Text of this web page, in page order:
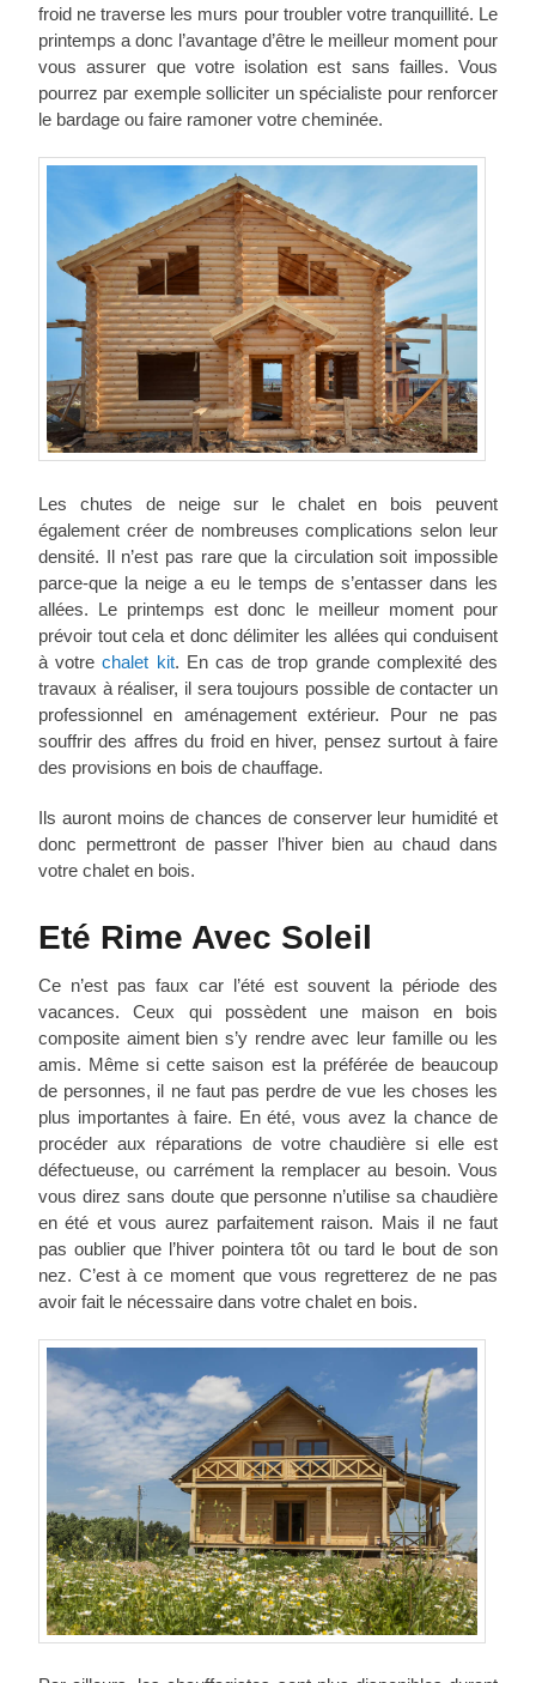
froid ne traverse les murs pour troubler votre tranquillité. Le
printemps a donc l’avantage d’être le meilleur moment pour
vous assurer que votre isolation est sans failles. Vous
pourrez par exemple solliciter un spécialiste pour renforcer
le bardage ou faire ramoner votre cheminée.
Les chutes de neige sur le chalet en bois peuvent
également créer de nombreuses complications selon leur
densité. Il n’est pas rare que la circulation soit impossible
parce-que la neige a eu le temps de s’entasser dans les
allées. Le printemps est donc le meilleur moment pour
prévoir tout cela et donc délimiter les allées qui conduisent
à votrechalet kit. En cas de trop grande complexité des
travaux à réaliser, il sera toujours possible de contacter un
professionnel en aménagement extérieur. Pour ne pas
souffrir des affres du froid en hiver, pensez surtout à faire
des provisions en bois de chauffage.
Ils auront moins de chances de conserver leur humidité et
donc permettront de passer l’hiver bien au chaud dans
votre chalet en bois.
Eté Rime Avec Soleil
Ce n’est pas faux car l’été est souvent la période des
vacances. Ceux qui possèdent une maison en bois
composite aiment bien s’y rendre avec leur famille ou les
amis. Même si cette saison est la préférée de beaucoup
de personnes, il ne faut pas perdre de vue les choses les
plus importantes à faire. En été, vous avez la chance de
procéder aux réparations de votre chaudière si elle est
défectueuse, ou carrément la remplacer au besoin. Vous
vous direz sans doute que personne n’utilise sa chaudière
en été et vous aurez parfaitement raison. Mais il ne faut
pas oublier que l’hiver pointera tôt ou tard le bout de son
nez. C’est à ce moment que vous regretterez de ne pas
avoir fait le nécessaire dans votre chalet en bois.